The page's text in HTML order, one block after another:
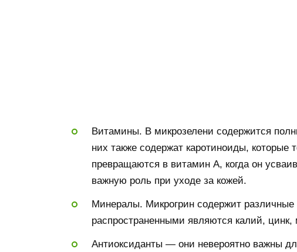
Витамины. В микрозелени содержится
них также содержат каротиноиды,
превращаются в витамин А, когда он
важную роль при уходе за кожей.
Минералы. Микрогрин содержит
распространенными являются калий,
Антиоксиданты — они невероятно важны